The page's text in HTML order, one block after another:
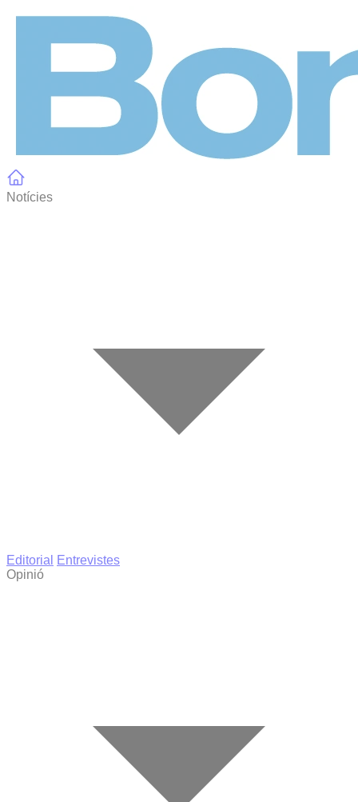
Notícies
Editorial
Entrevistes
Opinió